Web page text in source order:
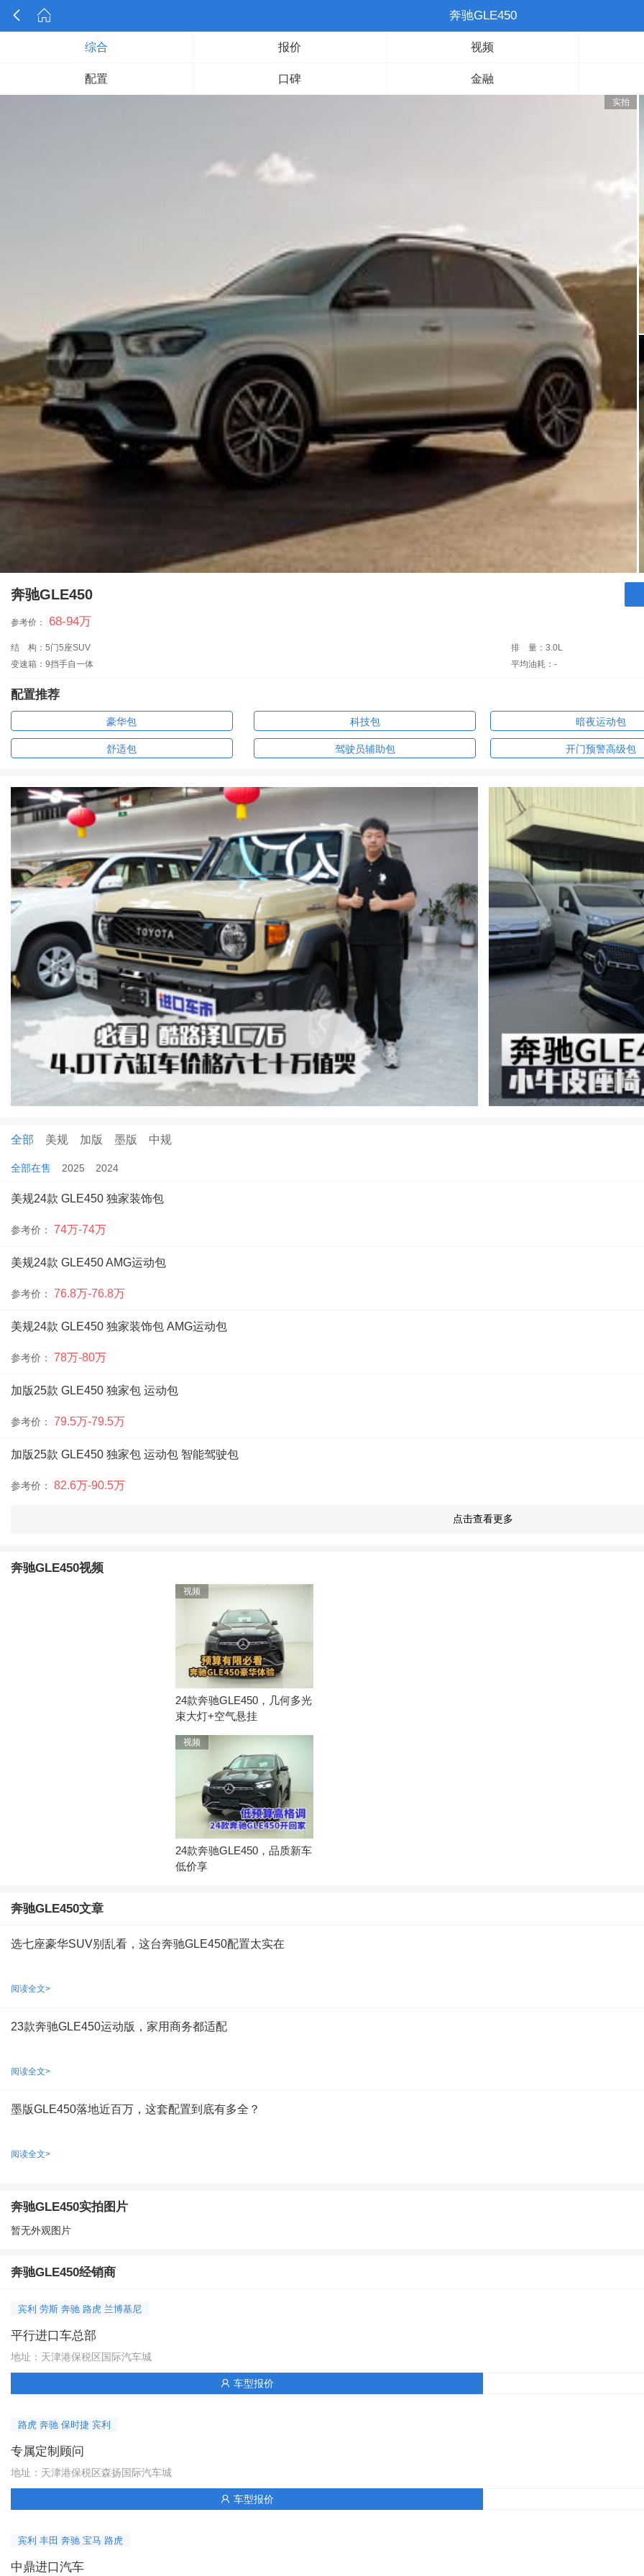
  奔驰GLE450
综合 报价 视频
配置 口碑 金融
实拍
奔驰GLE450
参考价： 68-94万
结
构：5门5座SUV
变速箱：9挡手自一体
排
量：3.0L
平均油耗：-
配置推荐
豪华包 科技包 暗夜运动包
舒适包 驾驶员辅助包 开门预警高级包
全部 美规 加版 墨版 中规
全部在售 2025 2024
美规24款 GLE450 独家装饰包
参考价： 74万-74万
美规24款 GLE450 AMG运动包
参考价： 76.8万-76.8万
美规24款 GLE450 独家装饰包 AMG运动包
参考价： 78万-80万
加版25款 GLE450 独家包 运动包
参考价： 79.5万-79.5万
加版25款 GLE450 独家包 运动包 智能驾驶包
参考价： 82.6万-90.5万
加版24款 GLE450 独家装饰包 运动包 智能驾驶包
加版24款 GLE450 独家内饰包 运动包
加版24款 GLE450 7座 独家包 运动包 智能驾驶包
奔驰GLE450视频
视频
24款奔驰GLE450，几何多光
束大灯+空气悬挂
视频
24款奔驰GLE450，品质新车
低价享
奔驰GLE450文章
选七座豪华SUV别乱看，这台奔驰GLE450配置太实在
阅读全文>
23款奔驰GLE450运动版，家用商务都适配
阅读全文>
墨版GLE450落地近百万，这套配置到底有多全？
阅读全文>
奔驰GLE450实拍图片
暂无外观图片
奔驰GLE450经销商
宾利 劳斯 奔驰 路虎 兰博基尼
平行进口车总部
地址：天津港保税区国际汽车城
 车型报价
路虎 奔驰 保时捷 宾利
专属定制顾问
地址：天津港保税区森扬国际汽车城
 车型报价
宾利 丰田 奔驰 宝马 路虎
中鼎进口汽车